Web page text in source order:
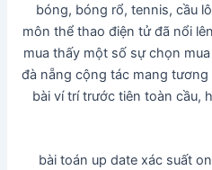
bóng, bóng rổ, tennis, cầu
môn thể thao điện tử đã nổi
mua thấy một số sự chọn
đà nẵng cộng tác mang
bài ví trí trước tiên toàn cầu,
bài toán up date xác suất